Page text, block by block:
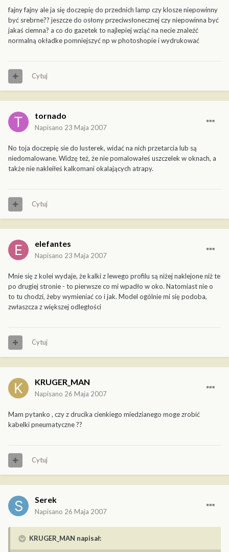
fajny fajny ale ja się doczepię do przednich lamp czy klosze niepowinny
być srebrne?? jeszcze do osłony przeciwsłonecznej czy niepowinna być
jakaś ciemna? a co do gazetek to najlepiej wziąć na necie znaleźć
normalną okładke pomniejszyć np w photoshopie i wydrukować
Cytuj
tornado
Napisano 23 Maja 2007
No toja doczepię sie do lusterek, widać na nich przetarcia lub są
niedomalowane. Widzę też, że nie pomalowałeś uszczelek w oknach, a
także nie nakleiłeś kalkomani okalających atrapy.
Cytuj
elefantes
Napisano 23 Maja 2007
Mnie się z kolei wydaje, że kalki z lewego profilu są niżej naklejone niż te
po drugiej stronie - to pierwsze co mi wpadło w oko. Natomiast nie o
to tu chodzi, żeby wymieniać co i jak. Model ogólnie mi się podoba,
zwłaszcza z większej odległości
Cytuj
KRUGER_MAN
Napisano 26 Maja 2007
Mam pytanko , czy z drucika cienkiego miedzianego moge zrobić
kabelki pneumatyczne ??
Cytuj
Serek
Napisano 26 Maja 2007
KRUGER_MAN napisał: